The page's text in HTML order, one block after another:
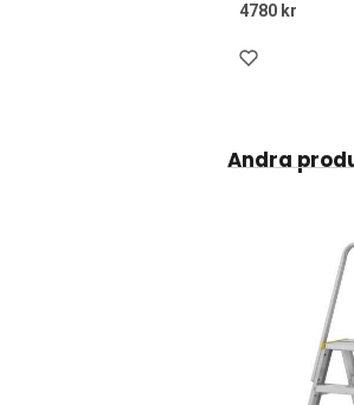
4780 kr
Andra